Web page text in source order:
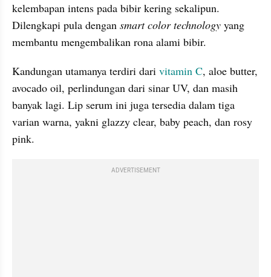
kelembapan intens pada bibir kering sekalipun.
Dilengkapi pula dengan smart color technology yang
membantu mengembalikan rona alami bibir.
Kandungan utamanya terdiri dari vitamin C, aloe butter,
avocado oil, perlindungan dari sinar UV, dan masih
banyak lagi. Lip serum ini juga tersedia dalam tiga
varian warna, yakni glazzy clear, baby peach, dan rosy
pink.
ADVERTISEMENT